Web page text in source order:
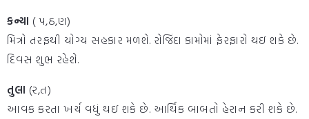
કન્યા ( પ,ઠ,ણ)
મિત્રો તરફથી યોગ્ય સહકાર મળશે. રોજિંદા કામોમાં ફેરફારો થઇ શકે છે.
દિવસ શુભ રહેશે.
તુલા (ર,ત)
આવક કરતા ખર્ચ વધું થઇ શકે છે. આર્થિક બાબતો હેરાન કરી શકે છે.